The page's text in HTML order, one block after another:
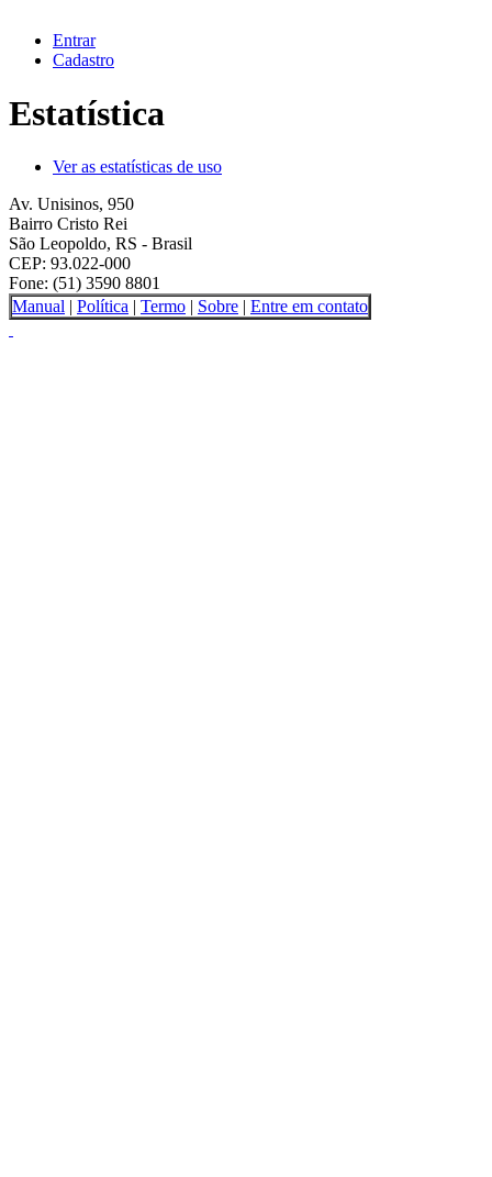
Entrar
Cadastro
Estatística
Ver as estatísticas de uso
Av. Unisinos, 950
Bairro Cristo Rei
São Leopoldo, RS - Brasil
CEP: 93.022-000
Fone: (51) 3590 8801
Manual | Política | Termo | Sobre | Entre em contato